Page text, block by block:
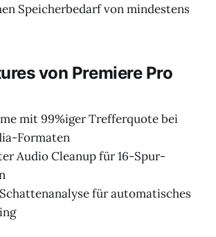
Speicherbedarf von mindestens
von Premiere Pro
mit 99%iger Trefferquote bei
Formaten
Audio Cleanup für 16-Spur-
für automatisches